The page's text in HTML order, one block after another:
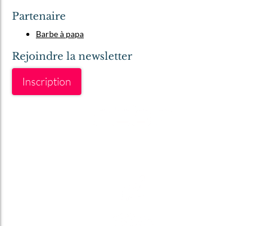
Partenaire
Barbe à papa
Rejoindre la newsletter
Inscription